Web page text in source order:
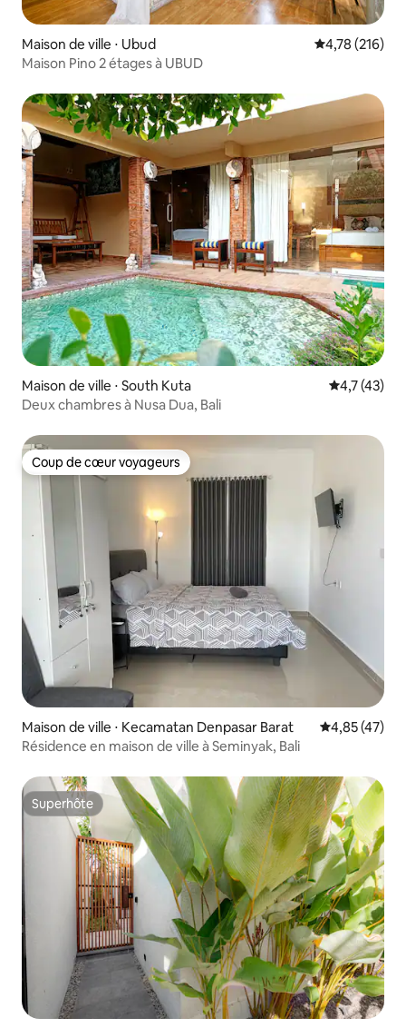
Maison de ville ⋅ Ubud Évaluation
4,78 (216)
Maison Pino 2 étages à UBUD
Maison de ville ⋅ South Kuta Évaluation
4,7 (43)
Deux chambres à Nusa Dua, Bali
Coup de cœur voyageurs
Coup de cœur voyageurs
Maison de ville ⋅ Kecamatan Denpasar Barat Évaluation
4,85 (47)
Résidence en maison de ville à Seminyak, Bali
Superhôte
Superhôte